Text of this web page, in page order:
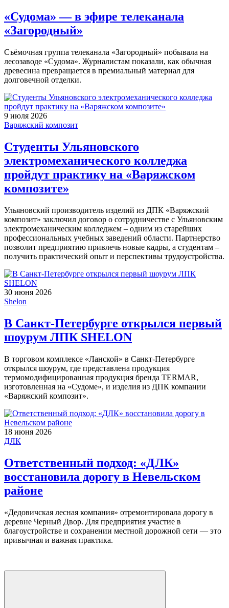
«Судома» — в эфире телеканала
«Загородный»
Съёмочная группа телеканала «Загородный» побывала на
лесозаводе «Судома». Журналистам показали, как обычная
древесина превращается в премиальный материал для
долговечной отделки.
9 июля 2026
Варяжский композит
Студенты Ульяновского
электромеханического колледжа
пройдут практику на «Варяжском
композите»
Ульяновский производитель изделий из ДПК «Варяжский
композит» заключил договор о сотрудничестве с Ульяновским
электромеханическим колледжем – одним из старейших
профессиональных учебных заведений области. Партнерство
позволит предприятию привлечь новые кадры, а студентам –
получить практический опыт и перспективы трудоустройства.
30 июня 2026
Shelon
В Санкт-Петербурге открылся первый
шоурум ЛПК SHELON
В торговом комплексе «Ланской» в Санкт-Петербурге
открылся шоурум, где представлена продукция
термомодифицированная продукция бренда TERMAR,
изготовленная на «Судоме», и изделия из ДПК компании
«Варяжский композит».
18 июня 2026
ДЛК
Ответственный подход: «ДЛК»
восстановила дорогу в Невельском
районе
«Дедовичская лесная компания» отремонтировала дорогу в
деревне Черный Двор. Для предприятия участие в
благоустройстве и сохранении местной дорожной сети — это
привычная и важная практика.